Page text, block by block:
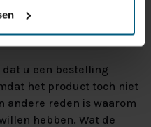
ons retour
dat u een bestelling
het product toch niet
andere reden is waarom
hebben. Wat de